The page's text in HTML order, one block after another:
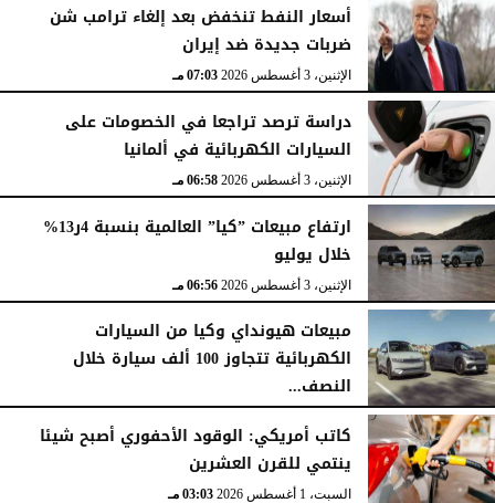
أسعار النفط تنخفض بعد إلغاء ترامب شن
ضربات جديدة ضد إيران
الإثنين، 3 أغسطس 2026 07:03 مـ
دراسة ترصد تراجعا في الخصومات على
السيارات الكهربائية في ألمانيا
الإثنين، 3 أغسطس 2026 06:58 مـ
ارتفاع مبيعات ”كيا” العالمية بنسبة 4ر13%
خلال يوليو
الإثنين، 3 أغسطس 2026 06:56 مـ
مبيعات هيونداي وكيا من السيارات
الكهربائية تتجاوز 100 ألف سيارة خلال
النصف...
الأحد، 2 أغسطس 2026 06:17 مـ
كاتب أمريكي: الوقود الأحفوري أصبح شيئا
ينتمي للقرن العشرين
السبت، 1 أغسطس 2026 03:03 مـ